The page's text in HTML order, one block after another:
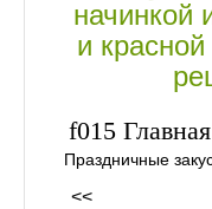
начинкой
и
Праздничные
<<